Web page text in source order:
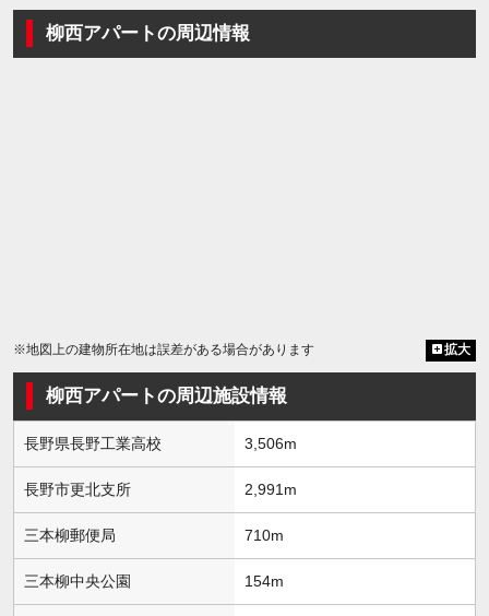
柳西アパートの周辺情報
※地図上の建物所在地は誤差がある場合があります 拡大
柳西アパートの周辺施設情報
長野県長野工業高校 3,506m
長野市更北支所 2,991m
三本柳郵便局 710m
三本柳中央公園 154m